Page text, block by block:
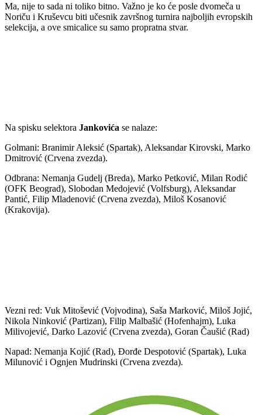
Ma, nije to sada ni toliko bitno. Važno je ko će posle dvomeča u
Noriču i Kruševcu biti učesnik završnog turnira najboljih evropskih
selekcija, a ove smicalice su samo propratna stvar.
Na spisku selektora Jankovića se nalaze:
Golmani: Branimir Aleksić (Spartak), Aleksandar Kirovski, Marko
Dmitrović (Crvena zvezda).
Odbrana: Nemanja Gudelj (Breda), Marko Petković, Milan Rodić
(OFK Beograd), Slobodan Medojević (Volfsburg), Aleksandar
Pantić, Filip Mladenović (Crvena zvezda), Miloš Kosanović
(Krakovija).
Vezni red: Vuk Mitošević (Vojvodina), Saša Marković, Miloš Jojić,
Nikola Ninković (Partizan), Filip Malbašić (Hofenhajm), Luka
Milivojević, Darko Lazović (Crvena zvezda), Goran Čaušić (Rad)
Napad: Nemanja Kojić (Rad), Đorđe Despotović (Spartak), Luka
Milunović i Ognjen Mudrinski (Crvena zvezda).